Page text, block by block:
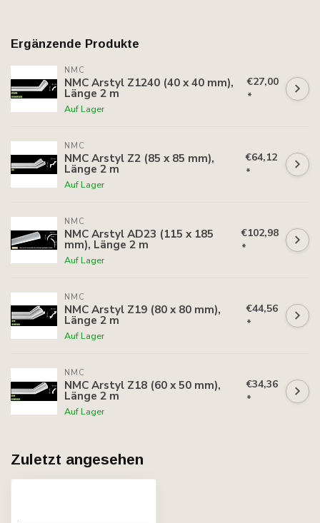
Ergänzende Produkte
NMC
NMC Arstyl Z1240 (40 x 40 mm),
Länge 2 m
Auf Lager
€27,00
*
NMC
NMC Arstyl Z2 (85 x 85 mm),
Länge 2 m
Auf Lager
€64,12
*
NMC
NMC Arstyl AD23 (115 x 185
mm), Länge 2 m
Auf Lager
€102,98
*
NMC
NMC Arstyl Z19 (80 x 80 mm),
Länge 2 m
Auf Lager
€44,56
*
NMC
NMC Arstyl Z18 (60 x 50 mm),
Länge 2 m
Auf Lager
€34,36
*
Zuletzt angesehen